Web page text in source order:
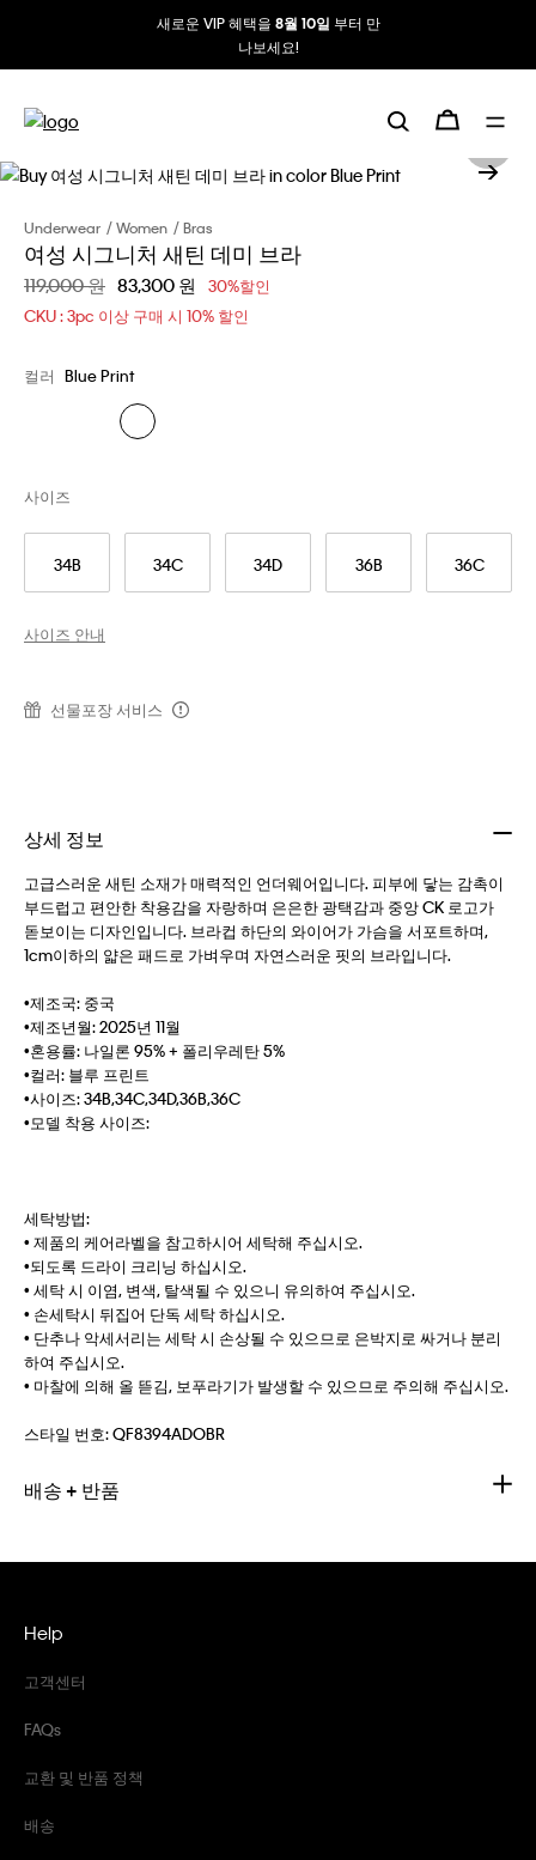
새로운 VIP 혜택을 8월 10일 부터 만
나보세요!
Underwear Women Bras
여성 시그니처 새틴 데미 브라
할인 전 가격
119,000 원 할인된 가격
83,300 원
30%할인
CKU : 3pc 이상 구매 시 10% 할인
컬러 Blue Print
34B 34C 34D 36B 36C
사이즈
사이즈 안내
선물포장 서비스
상세 정보
고급스러운 새틴 소재가 매력적인 언더웨어입니다. 피부에 닿는 감촉이
부드럽고 편안한 착용감을 자랑하며 은은한 광택감과 중앙 CK 로고가
돋보이는 디자인입니다. 브라컵 하단의 와이어가 가슴을 서포트하며,
1cm이하의 얇은 패드로 가벼우며 자연스러운 핏의 브라입니다.
•제조국: 중국
•제조년월: 2025년 11월
•혼용률: 나일론 95% + 폴리우레탄 5%
•컬러: 블루 프린트
•사이즈: 34B,34C,34D,36B,36C
•모델 착용 사이즈:
세탁방법:
• 제품의 케어라벨을 참고하시어 세탁해 주십시오.
•되도록 드라이 크리닝 하십시오.
• 세탁 시 이염, 변색, 탈색될 수 있으니 유의하여 주십시오.
• 손세탁시 뒤집어 단독 세탁 하십시오.
• 단추나 악세서리는 세탁 시 손상될 수 있으므로 은박지로 싸거나 분리
하여 주십시오.
• 마찰에 의해 올 뜯김, 보푸라기가 발생할 수 있으므로 주의해 주십시오.
스타일 번호:QF8394ADOBR
배송 + 반품
Help
고객센터
FAQs
교환 및 반품 정책
배송